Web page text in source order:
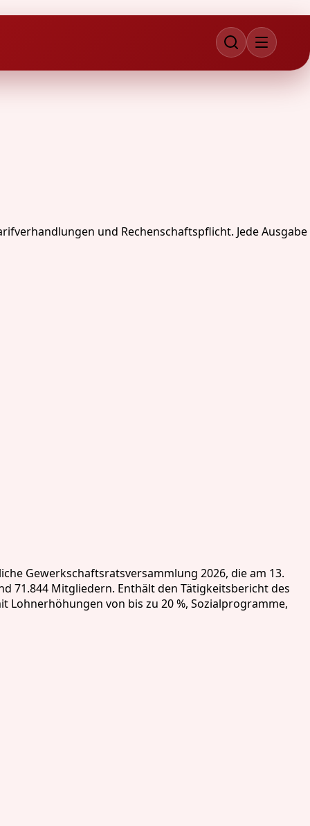
und Rechenschaftspflicht. Jede Ausgabe
Gewerkschaftsratsversammlung 2026, die am 13.
71.844 Mitgliedern. Enthält den Tätigkeitsbericht des
Lohnerhöhungen von bis zu 20 %, Sozialprogramme,